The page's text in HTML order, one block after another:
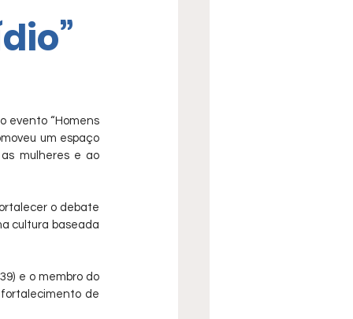
evento “Homens
um espaço
mulheres e ao
o debate
cultura baseada
e o membro do
fortalecimento de